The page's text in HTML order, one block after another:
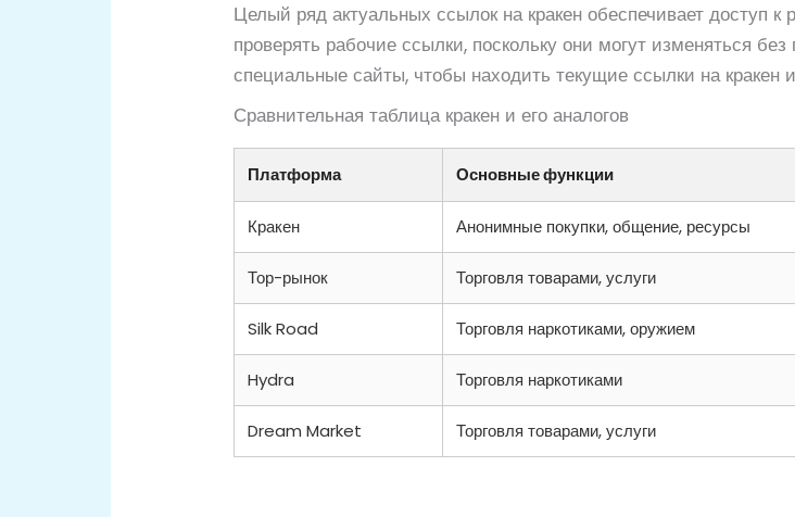
Целый ряд актуальных ссылок на кракен обеспечивает доступ
проверять рабочие ссылки, поскольку они могут изменяться
специальные сайты, чтобы находить текущие ссылки на кракен
Сравнительная таблица кракен и его аналогов
Платформа Основные функции
Кракен Анонимные покупки, общение, ресурсы
Тор-рынок Торговля товарами, услуги
Silk Road Торговля наркотиками, оружием
Hydra Торговля наркотиками
Dream Market Торговля товарами, услуги